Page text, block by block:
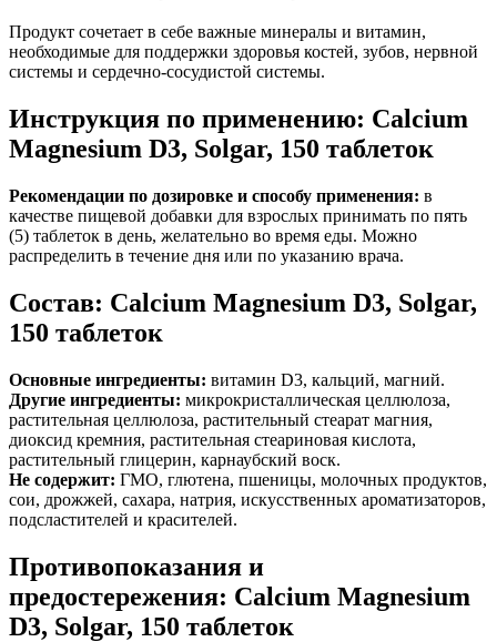
Продукт сочетает в себе важные минералы и витамин,
необходимые для поддержки здоровья костей, зубов, нервной
системы и сердечно-сосудистой системы.
Инструкция по применению: Calcium
Magnesium D3, Solgar, 150 таблеток
Рекомендации по дозировке и способу применения: в
качестве пищевой добавки для взрослых принимать по пять
(5) таблеток в день, желательно во время еды. Можно
распределить в течение дня или по указанию врача.
Состав: Calcium Magnesium D3, Solgar,
150 таблеток
Основные ингредиенты: витамин D3, кальций, магний.
Другие ингредиенты: микрокристаллическая целлюлоза,
растительная целлюлоза, растительный стеарат магния,
диоксид кремния, растительная стеариновая кислота,
растительный глицерин, карнаубский воск.
Не содержит: ГМО, глютена, пшеницы, молочных продуктов,
сои, дрожжей, сахара, натрия, искусственных ароматизаторов,
подсластителей и красителей.
Противопоказания и
предостережения: Calcium Magnesium
D3, Solgar, 150 таблеток